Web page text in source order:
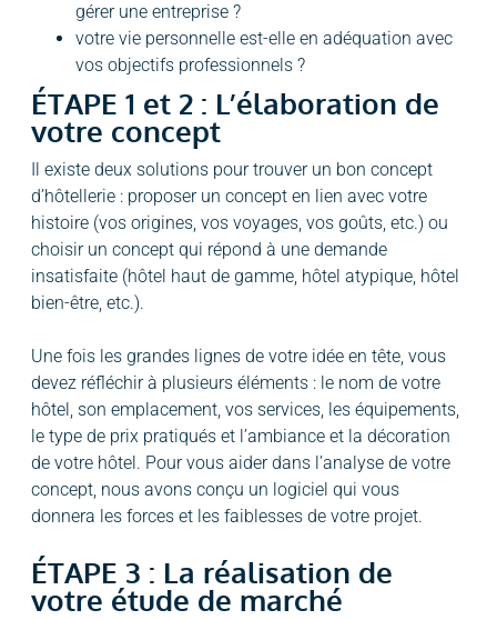
gérer une entreprise ?
votre vie personnelle est-elle en adéquation avec
vos objectifs professionnels ?
ÉTAPE 1 et 2 : L’élaboration de
votre concept
Il existe deux solutions pour trouver un bon concept
d’hôtellerie : proposer un concept en lien avec votre
histoire (vos origines, vos voyages, vos goûts, etc.) ou
choisir un concept qui répond à une demande
insatisfaite (hôtel haut de gamme, hôtel atypique, hôtel
bien-être, etc.).
Une fois les grandes lignes de votre idée en tête, vous
devez réfléchir à plusieurs éléments : le nom de votre
hôtel, son emplacement, vos services, les équipements,
le type de prix pratiqués et l’ambiance et la décoration
de votre hôtel. Pour vous aider dans l’analyse de votre
concept, nous avons conçu un logiciel qui vous
donnera les forces et les faiblesses de votre projet.
ÉTAPE 3 : La réalisation de
votre étude de marché